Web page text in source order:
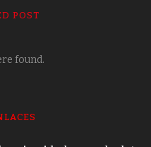
POST
found.